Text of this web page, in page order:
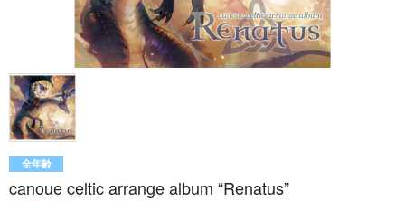
全年齢
canoue celtic arrange album “Renatus”